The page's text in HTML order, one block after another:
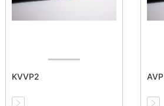
KVVP2 AVP